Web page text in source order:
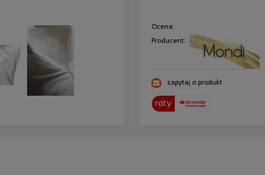
Ocena:
Producent:
zapytaj o produkt